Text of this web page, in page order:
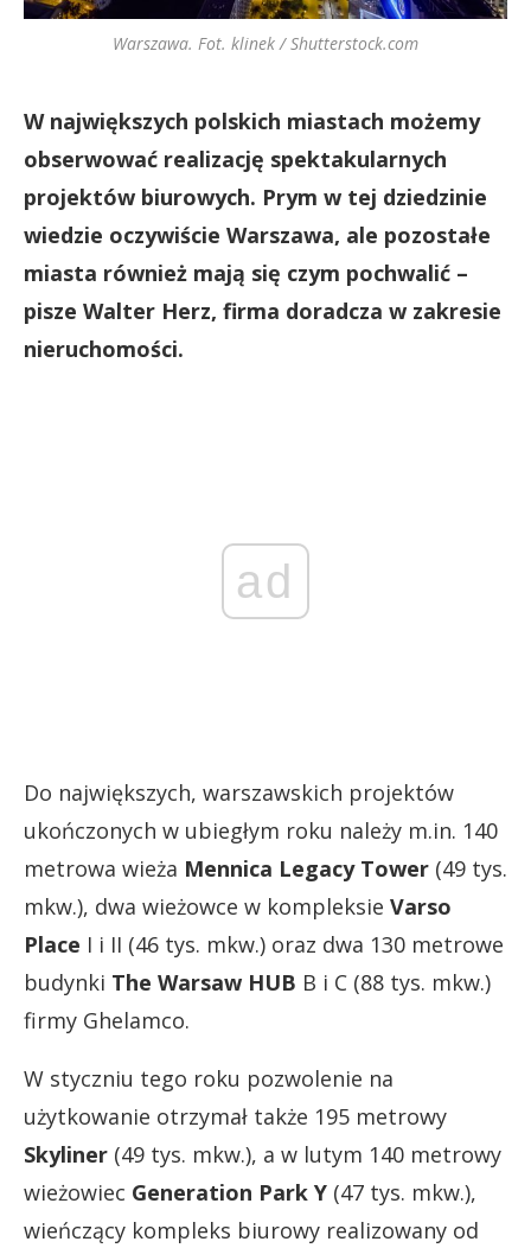
Warszawa. Fot. klinek / Shutterstock.com
W największych polskich miastach możemy
obserwować realizację spektakularnych
projektów biurowych. Prym w tej dziedzinie
wiedzie oczywiście Warszawa, ale pozostałe
miasta również mają się czym pochwalić –
pisze Walter Herz, firma doradcza w zakresie
nieruchomości.
ad
Do największych, warszawskich projektów
ukończonych w ubiegłym roku należy m.in. 140
metrowa wieża Mennica Legacy Tower (49 tys.
mkw.), dwa wieżowce w kompleksie Varso
Place I i II (46 tys. mkw.) oraz dwa 130 metrowe
budynki The Warsaw HUB B i C (88 tys. mkw.)
firmy Ghelamco.
W styczniu tego roku pozwolenie na
użytkowanie otrzymał także 195 metrowy
Skyliner (49 tys. mkw.), a w lutym 140 metrowy
wieżowiec Generation Park Y (47 tys. mkw.),
wieńczący kompleks biurowy realizowany od